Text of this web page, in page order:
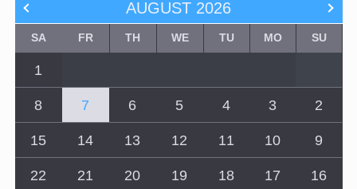
AUGUST 2026
SU
MO
TU
WE
TH
FR
SA
1
2
3
4
5
6
7
8
9
10
11
12
13
14
15
16
17
18
19
20
21
22